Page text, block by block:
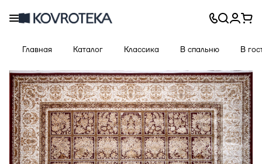
Главная Каталог Классика В спальню В